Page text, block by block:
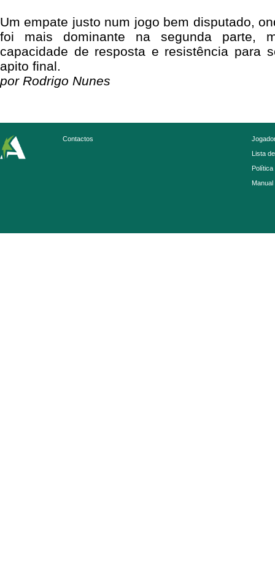
Um empate justo num jogo bem disputado,
foi mais dominante na segunda parte,
capacidade de resposta e resistência para
apito final.
por Rodrigo Nunes
Contactos
Lista
Política